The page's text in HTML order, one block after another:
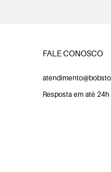
FALE CONOSCO
Resposta em até